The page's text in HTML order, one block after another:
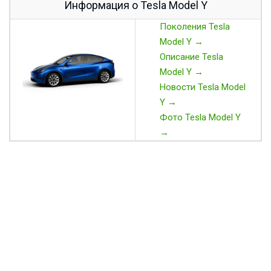
Информация о Tesla Model Y
Поколения Tesla
Model Y →
Описание Tesla
Model Y →
Новости Tesla Model
Y →
Фото Tesla Model Y
→